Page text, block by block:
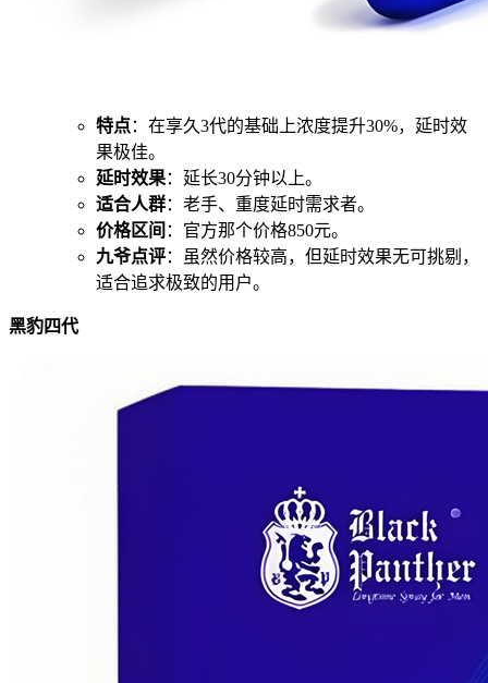
特点：在享久3代的基础上浓度提升30%，延时效
果极佳。
延时效果：延长30分钟以上。
适合人群：老手、重度延时需求者。
价格区间 ：官方那个价格850元。
九爷点评：虽然价格较高，但延时效果无可挑剔，
适合追求极致的用户。
黑豹四代